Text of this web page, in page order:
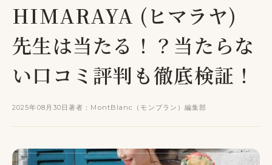
HIMARAYA (ヒマラヤ)
先生は当たる！？当たらな
い口コミ評判も徹底検証！
2025年08月30日著者：MontBlanc（モンブラン）編集部